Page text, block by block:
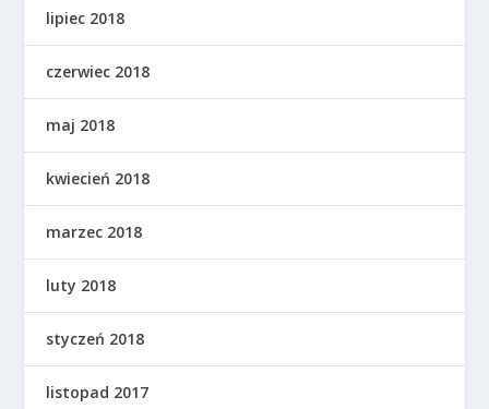
lipiec 2018
czerwiec 2018
maj 2018
kwiecień 2018
marzec 2018
luty 2018
styczeń 2018
listopad 2017